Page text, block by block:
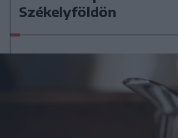
Székelyföldön